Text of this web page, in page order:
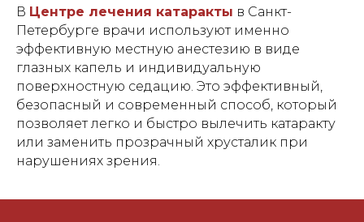
В Центре лечения катаракты в Санкт-
Петербурге врачи используют именно
эффективную местную анестезию в виде
глазных капель и индивидуальную
поверхностную седацию. Это эффективный,
безопасный и современный способ, который
позволяет легко и быстро вылечить катаракту
или заменить прозрачный хрусталик при
нарушениях зрения.